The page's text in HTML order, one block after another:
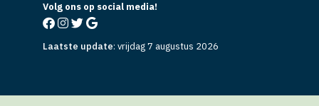
Volg ons op social media!
Laatste update: vrijdag 7 augustus 2026